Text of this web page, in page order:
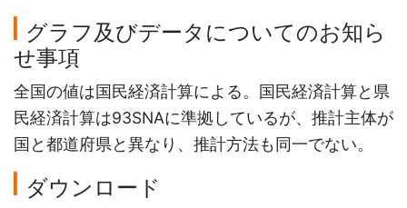
グラフ及びデータについてのお知ら
せ事項
全国の値は国民経済計算による。国民経済計算と県
民経済計算は93SNAに準拠しているが、推計主体が
国と都道府県と異なり、推計方法も同一でない。
ダウンロード